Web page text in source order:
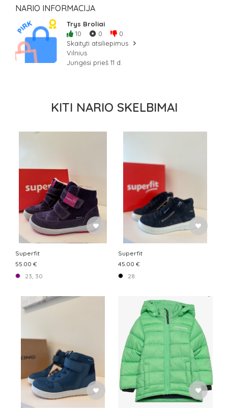
NARIO INFORMACIJA
Trys Broliai
10
0
0
Skaityti atsiliepimus
Vilnius
Jungėsi prieš 11 d.
KITI NARIO SKELBIMAI
Superfit
55.00 €
23, 30
Superfit
45.00 €
28